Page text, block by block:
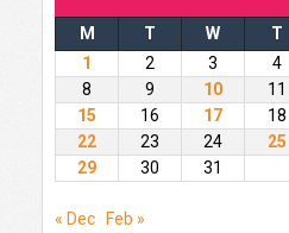
M T W T
1
2 3 4
8
9 10 11
15
16 17 18
22
23 24 25
29
30 31
« Dec Feb »